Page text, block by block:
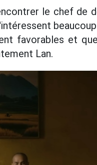
le chef de
favorables et
Lan.